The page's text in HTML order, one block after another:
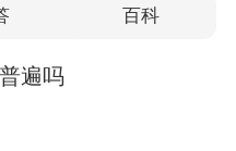
百科
遍吗